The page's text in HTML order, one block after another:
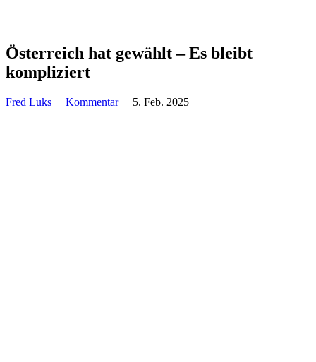
Öster­reich hat gewählt – Es bleibt
kompliziert
Fred Luks Kommentar 5. Feb. 2025